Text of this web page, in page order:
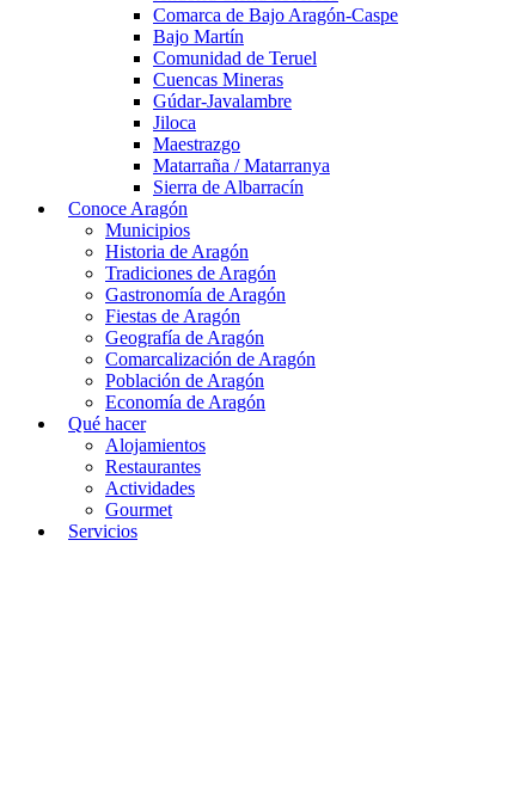
Comarca de Bajo Aragón-Caspe
Bajo Martín
Comunidad de Teruel
Cuencas Mineras
Gúdar-Javalambre
Jiloca
Maestrazgo
Matarraña / Matarranya
Sierra de Albarracín
Conoce Aragón
Municipios
Historia de Aragón
Tradiciones de Aragón
Gastronomía de Aragón
Fiestas de Aragón
Geografía de Aragón
Comarcalización de Aragón
Población de Aragón
Economía de Aragón
Qué hacer
Alojamientos
Restaurantes
Actividades
Gourmet
Servicios